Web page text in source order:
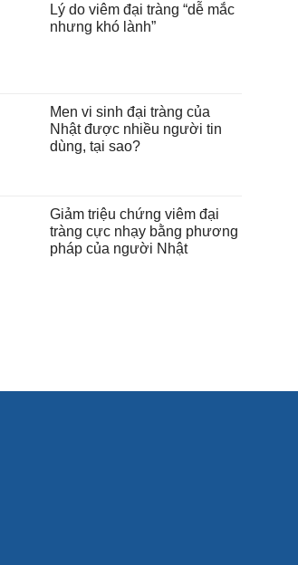
Lý do viêm đại tràng “dễ mắc
nhưng khó lành”
Men vi sinh đại tràng của
Nhật được nhiều người tin
dùng, tại sao?
Giảm triệu chứng viêm đại
tràng cực nhạy bằng phương
pháp của người Nhật